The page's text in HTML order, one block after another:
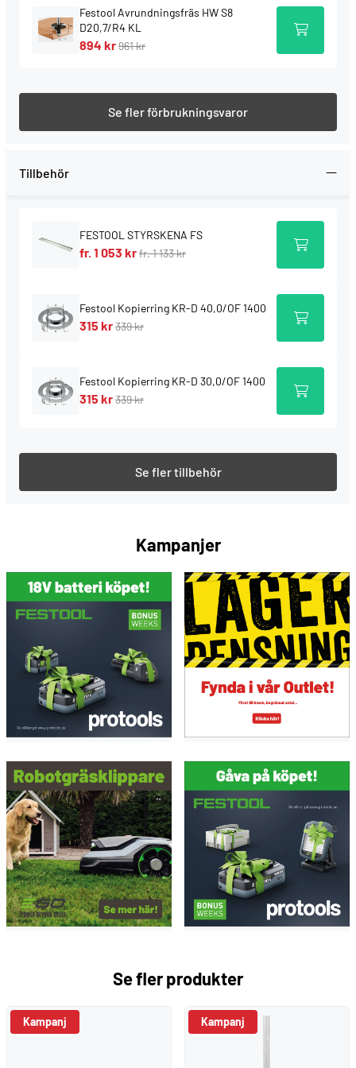
Avrundning, fasning, falsning och profilfräsning av
kanter
eller urfräsning för gradlister
spänntång Ø 8 mm
kopierring Ø 30 mm
fräsbox
gaffelnyckel NV 24
Service all-inclusive. Ingår varje gång du köper ett
--> Mer information
Festool Avrundningsfräs HW S8
D20,7/R4 KL
894 kr961 kr
Se fler förbrukningsvaror
Tillbehör
FESTOOL STYRSKENA FS
fr. 1 053 krfr. 1 133 kr
Festool Kopierring KR-D 40,0/OF 1400
315 kr339 kr
Festool Kopierring KR-D 30,0/OF 1400
315 kr339 kr
Se fler tillbehör
Kampanjer
Se fler produkter
Kampanj Kampanj